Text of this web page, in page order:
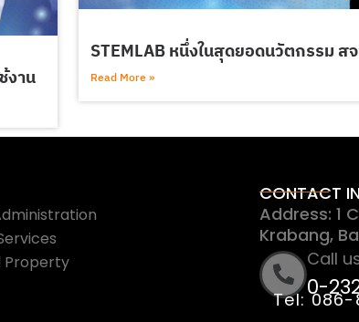
งาน
STEMLAB หนึ่งในสุดยอดนวัตกรรม ส
Read More »
Property
CONTACT
Address: 1
Krabang,
Call
0-
Tel: